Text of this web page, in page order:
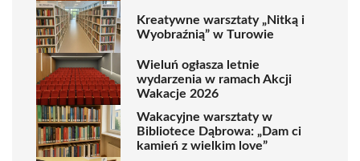
Kreatywne warsztaty „Nitką i
Wyobraźnią” w Turowie
Wieluń ogłasza letnie
wydarzenia w ramach Akcji
Wakacje 2026
Wakacyjne warsztaty w
Bibliotece Dąbrowa: „Dam ci
kamień z wielkim love”